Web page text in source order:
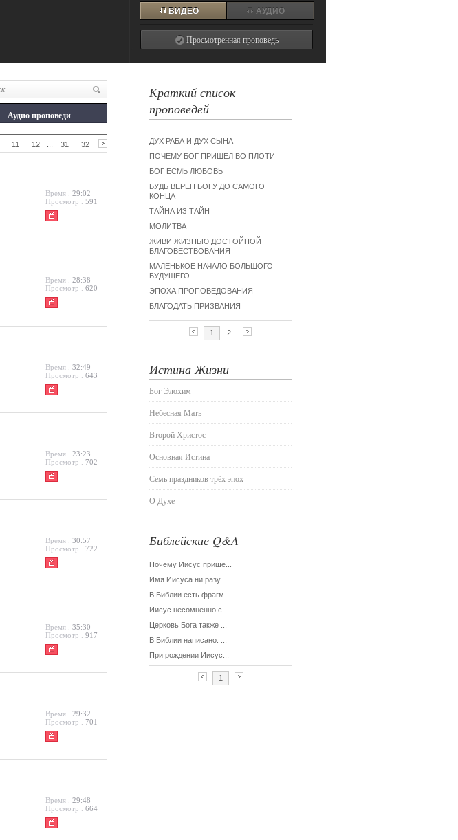
Аудио проповеди
11 12 31 32
Время . 29:02
Просмотр . 591
Время . 28:38
Просмотр . 620
Время . 32:49
Просмотр . 643
Время . 23:23
Просмотр . 702
Время . 30:57
Просмотр . 722
Время . 35:30
Просмотр . 917
Время . 29:32
Просмотр . 701
Время . 29:48
Просмотр . 664
Истина Жизни
Бог Элохим
Небесная Мать
Второй Христос
Основная Истина
Семь праздников трёх эпох
О Духе